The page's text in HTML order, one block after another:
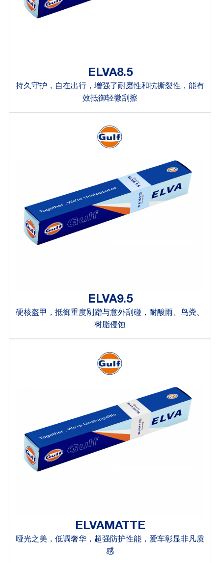
ELVA8.5
持久守护，自在出行，增强了耐磨性和抗撕裂性，能有
效抵御轻微刮擦
ELVA9.5
硬核盔甲，抵御重度剐蹭与意外刮碰，耐酸雨、鸟粪、
树脂侵蚀
ELVAMATTE
哑光之美，低调奢华，超强防护性能，爱车彰显非凡质
感